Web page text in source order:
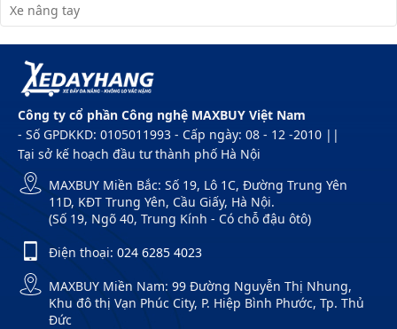
Xe nâng tay
Công ty cổ phần Công nghệ MAXBUY Việt Nam
- Số GPDKKD: 0105011993 - Cấp ngày: 08 - 12 -2010 ||
Tại sở kế hoạch đầu tư thành phố Hà Nội
MAXBUY Miền Bắc: Số 19, Lô 1C, Đường Trung Yên
11D, KĐT Trung Yên, Cầu Giấy, Hà Nội.
(Số 19, Ngõ 40, Trung Kính - Có chỗ đậu ôtô)
Điện thoại: 024 6285 4023
MAXBUY Miền Nam: 99 Đường Nguyễn Thị Nhung,
Khu đô thị Vạn Phúc City, P. Hiệp Bình Phước, Tp. Thủ
Đức